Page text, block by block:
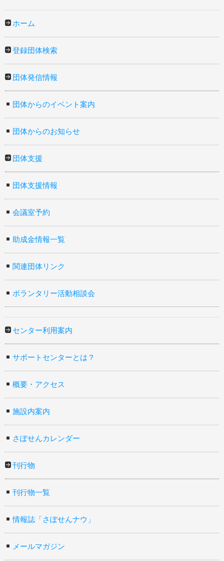
ホーム
登録団体検索
団体発信情報
団体からのイベント案内
団体からのお知らせ
団体支援
団体支援情報
会議室予約
助成金情報一覧
関連団体リンク
ボランタリー活動相談会
センター利用案内
サポートセンターとは？
概要・アクセス
施設内案内
さぽせんカレンダー
刊行物
刊行物一覧
情報誌「さぽせんナウ」
メールマガジン